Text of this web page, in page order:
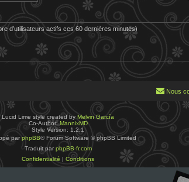
d’utilisateurs actifs ces 60 dernières minutes)
Nous
Lucid Lime style created by Melvin García
Co-Author:MannixMD
Style Version: 1.2.1
parphpBB® Forum Software © phpBB Limited
Traduit par phpBB-fr.com
Confidentialité | Conditions